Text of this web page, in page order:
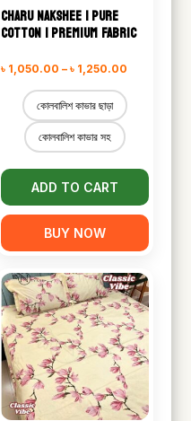
CHARU NAKSHEE | PURE
COTTON | PREMIUM FABRIC
৳ 1,050.00 – ৳ 1,250.00
কোলবালিশ কাভার ছাড়া
কোলবালিশ কাভার সহ
ADD TO CART
BUY NOW